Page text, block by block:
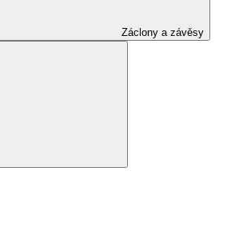
Záclony a závěsy